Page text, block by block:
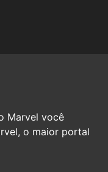
Marvel você
o maior portal